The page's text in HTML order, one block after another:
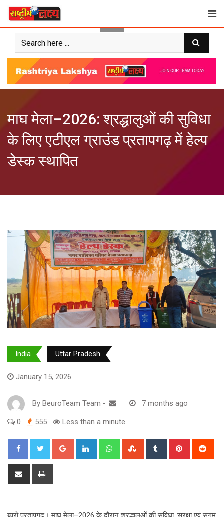
Skip
content
माघ मेला–2026: श्रद्धालुओं की सुविधा
के लिए एटीएल ग्राउंड प्रतापगढ़ में हेल्प
डेस्क स्थापित
India Uttar Pradesh
January 15, 2026
By BeuroTeam Team - 7 months ago
0 555 Less than a minute
Google+ LinkedIn WhatsappStumbleUpon
Tumblr Pinterest
Share